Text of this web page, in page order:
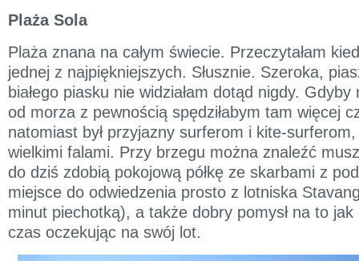
Plaża Sola
Plaża znana na całym świecie. Przeczytałam
jednej z najpiękniejszych. Słusznie. Szeroka,
białego piasku nie widziałam dotąd nigdy.
od morza z pewnością spędziłabym tam więcej
natomiast był przyjazny surferom i kite-
wielkimi falami. Przy brzegu można znaleźć
do dziś zdobią pokojową półkę ze skarbami z
miejsce do odwiedzenia prosto z lotniska
minut piechotką), a także dobry pomysł na to
czas oczekując na swój lot.